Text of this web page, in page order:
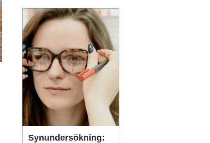
kaffet som en del av sin
kultur, sin
attraktionskraft som
arbetsgivare och sin
vardagliga effektivitet.
En ...
Synundersökning: